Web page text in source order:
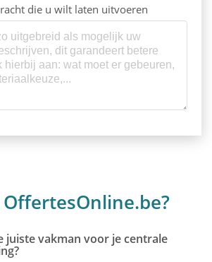
die u wilt laten uitvoeren
juiste vakman voor je centrale